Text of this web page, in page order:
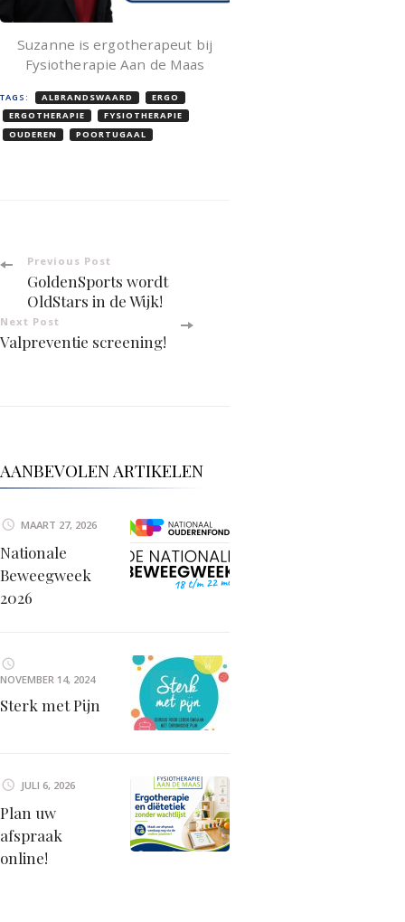
Suzanne is ergotherapeut bij
Fysiotherapie Aan de Maas
TAGS: ALBRANDSWAARD
ERGO
ERGOTHERAPIE
FYSIOTHERAPIE
OUDEREN
POORTUGAAL
Post
Navigation
Previous Post
GoldenSports wordt
OldStars in de Wijk!
Next Post
Valpreventie screening!
AANBEVOLEN ARTIKELEN
MAART 27, 2026
Nationale
Beweegweek
2026
NOVEMBER 14, 2024
Sterk met Pijn
JULI 6, 2026
Plan uw
afspraak
online!